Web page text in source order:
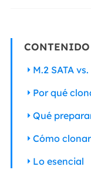
M.2 SATA
Por qué
Qué
Cómo clonar
Lo esencial